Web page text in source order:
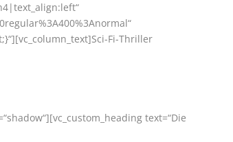
Fi-Thriller
text=“Die